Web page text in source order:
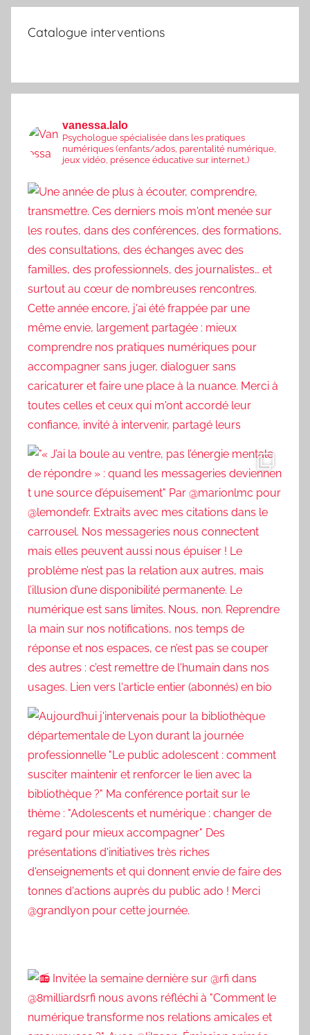
Catalogue interventions
vanessa.lalo
Psychologue spécialisée dans les pratiques
numériques (enfants/ados, parentalité numérique,
jeux vidéo, présence éducative sur internet..)